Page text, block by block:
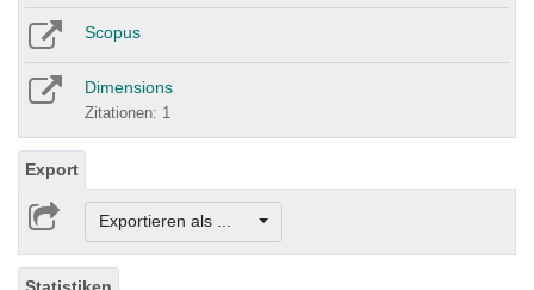
Scopus
Dimensions
Zitationen: 1
Export
Exportieren als ...
Statistiken